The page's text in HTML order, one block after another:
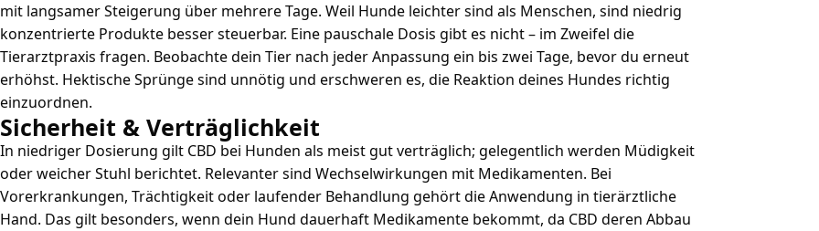
mit langsamer Steigerung über mehrere Tage. Weil Hunde leichter sind als Menschen, sind niedrig
konzentrierte Produkte besser steuerbar. Eine pauschale Dosis gibt es nicht – im Zweifel die
Tierarztpraxis fragen. Beobachte dein Tier nach jeder Anpassung ein bis zwei Tage, bevor du erneut
erhöhst. Hektische Sprünge sind unnötig und erschweren es, die Reaktion deines Hundes richtig
einzuordnen.
Sicherheit & Verträglichkeit
In niedriger Dosierung gilt CBD bei Hunden als meist gut verträglich; gelegentlich werden Müdigkeit
oder weicher Stuhl berichtet. Relevanter sind Wechselwirkungen mit Medikamenten. Bei
Vorerkrankungen, Trächtigkeit oder laufender Behandlung gehört die Anwendung in tierärztliche
Hand. Das gilt besonders, wenn dein Hund dauerhaft Medikamente bekommt, da CBD deren Abbau